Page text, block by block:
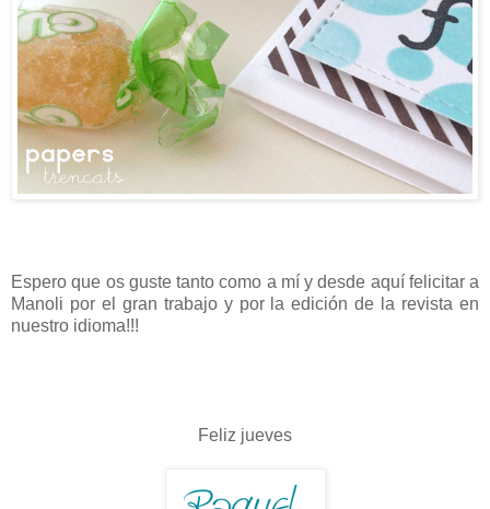
Espero que os guste tanto como a mí y desde aquí felicitar a
Manoli por el gran trabajo y por la edición de la revista en
nuestro idioma!!!
Feliz jueves